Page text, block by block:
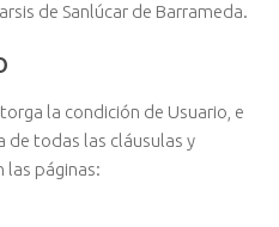
de Sanlúcar de Barrameda.
la condición de Usuario, e
todas las cláusulas y
las páginas: